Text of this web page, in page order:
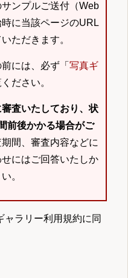
ンプルご送付（Web
に当該ページのURL
ただきます。
には、必ず「 写真ギ
ださい。
査いたしており、状
前後かかる場合がご
間、審査内容などに
にはご回答いたしか
。
ャラリー利用規約に同